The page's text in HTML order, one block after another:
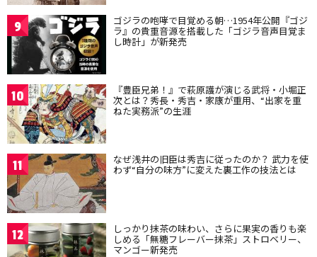
9 ゴジラの咆哮で目覚める朝…1954年公開『ゴジ
ラ』の貴重音源を搭載した「ゴジラ音声目覚ま
し時計」が新発売
10 『豊臣兄弟！』で萩原護が演じる武将・小堀正
次とは？秀長・秀吉・家康が重用、“出家を重
ねた実務派”の生涯
11 なぜ浅井の旧臣は秀吉に従ったのか？ 武力を使
わず“自分の味方”に変えた裏工作の技法とは
12 しっかり抹茶の味わい、さらに果実の香りも楽
しめる「無糖フレーバー抹茶」ストロベリー、
マンゴー新発売